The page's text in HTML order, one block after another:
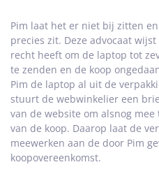
Pim laat het er niet bij zitten
precies zit. Deze advocaat
recht heeft om de laptop tot
te zenden en de koop
Pim de laptop al uit de
stuurt de webwinkelier een
van de website om alsnog
van de koop. Daarop laat de
meewerken aan de door Pim
koopovereenkomst.